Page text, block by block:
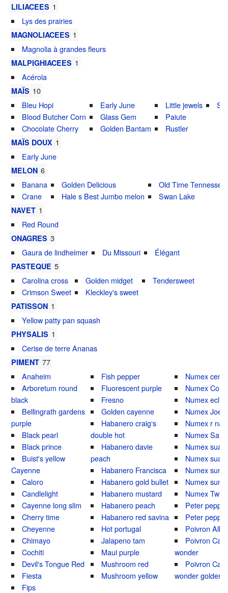
LILIACEES 1
Lys des prairies
MAGNOLIACEES 1
Magnolia à grandes fleurs
MALPIGHIACEES 1
Acérola
MAÏS 10
Bleu Hopi
Blood Butcher Corn
Chocolate Cherry
Early June
Glass Gem
Golden Bantam
Little jewels
Paiute
Rustler
MAÏS DOUX 1
Early June
MELON 6
Banana
Crane
Golden Delicious
Hale s Best Jumbo melon
Old Time Tennessee
Swan Lake
NAVET 1
Red Round
ONAGRES 3
Gaura de lindheimer
Du Missouri Élégant
PASTEQUE 5
Carolina cross
Crimson Sweet
Golden midget
Kleckley's sweet
Tendersweet
PATISSON 1
Yellow patty pan squash
PHYSALIS 1
Cerise de terre Ananas
PIMENT 77
Anaheim
Arboretum round
black
Bellingrath gardens
purple
Black pearl
Black prince
Buist's yellow
Cayenne
Caloro
Candlelight
Cayenne long slim
Cherry time
Cheyenne
Chimayo
Cochiti
Devil's Tongue Red
Fiesta
Fips
Fish pepper
Fluorescent purple
Fresno
Golden cayenne
Habanero craig‘s
double hot
Habanero davie
peach
Habanero Francisca
Habanero gold bullet
Habanero mustard
Habanero peach
Habanero red savina
Hot portugal
Jalapeno tam
Maui purple
Mushroom red
Mushroom yellow
Numex
Numex
Numex
Numex Joe
Numex r
Numex
Numex
Numex
Numex
Numex
Numex
Peter
Peter
Poivron
Poivron
wonder
Poivron
wonder golden